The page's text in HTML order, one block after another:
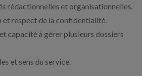
rédactionnelles et organisationnelles.
et respect de la confidentialité.
capacité à gérer plusieurs dossiers
et sens du service.